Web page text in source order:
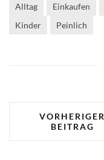
Alltag Einkaufen
Kinder
Peinlich
VORHERIGER
BEITRAG